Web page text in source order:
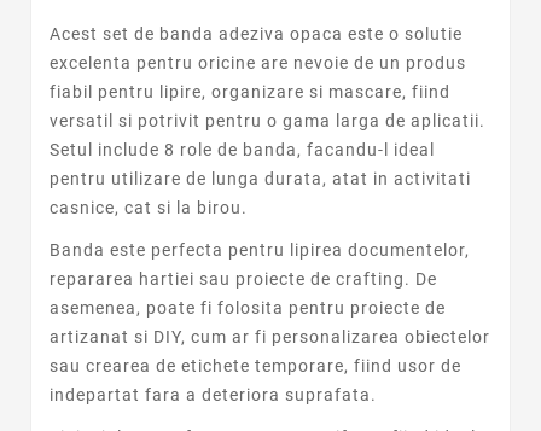
Acest set de banda adeziva opaca este o solutie
excelenta pentru oricine are nevoie de un produs
fiabil pentru lipire, organizare si mascare, fiind
versatil si potrivit pentru o gama larga de aplicatii.
Setul include 8 role de banda, facandu-l ideal
pentru utilizare de lunga durata, atat in activitati
casnice, cat si la birou.
Banda este perfecta pentru lipirea documentelor,
repararea hartiei sau proiecte de crafting. De
asemenea, poate fi folosita pentru proiecte de
artizanat si DIY, cum ar fi personalizarea obiectelor
sau crearea de etichete temporare, fiind usor de
indepartat fara a deteriora suprafata.